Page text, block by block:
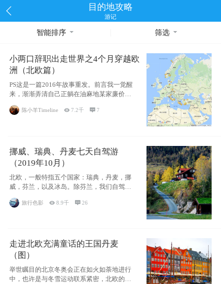
目的地攻略
游记
智能排序 筛选
小两口辞职出走世界之4个月穿越欧
洲（北欧篇）
PS这是一篇2016年故事重发。前言我一觉醒
来，渐渐弄清自己正躺在油麻地某家廉价宾
馆
陈小羊Timeline 7.2千 7
挪威、瑞典、丹麦七天自驾游
（2019年10月）
北欧，一般特指五个国家：瑞典，丹麦，挪
威，芬兰，以及冰岛。除芬兰，我们自驾游
旅行色影 8.9千 26
走进北欧充满童话的王国丹麦
（图）
举世瞩目的北京冬奥会正在如火如荼地进行
中，也许是与冬雪运动联系紧密，北欧的一